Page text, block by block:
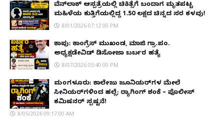
ವೆನ್‌ಲಾಕ್ ಆಸ್ಪತ್ರೆಯಲ್ಲಿ ಚಿಕಿತ್ಸೆಗೆ ಬಂದಾಗ ಮೃತಪಟ್ಟ
ಮಹಿಳೆಯ ಕುತ್ತಿಗೆಯಲ್ಲಿದ್ದ ₹1.50 ಲಕ್ಷದ ಚಿನ್ನದ ಸರ ಕಳವು!
8/01/2026 07:12:00 PM
ಕಾಪು: ಕಾಂಗ್ರೆಸ್ ಮುಖಂಡ, ಮಾಜಿ ಗ್ರಾ.ಪಂ.
ಅಧ್ಯಕ್ಷಡೇವಿಡ್ ಡಿಸೋಜಾ ಬರ್ಬರ ಹತ್ಯೆ
8/07/2026 05:40:00 PM
ಮಂಗಳೂರು: ಕಾಲೇಜು ಜೂನಿಯರ್‌ಗಳ ಮೇಲೆ
ಸೀನಿಯರ್‌ಗಳಿಂದ ಹಲ್ಲೆ; ರ‌್ಯಾಗಿಂಗ್ ಶಂಕೆ – ಪೊಲೀಸ್
ಕಮಿಷನರ್ ಸ್ಪಷ್ಟನೆ!
8/05/2026 09:17:00 AM